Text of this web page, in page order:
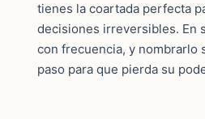
tienes la coartada perfecta
decisiones irreversibles. En
con frecuencia, y nombrarlo
paso para que pierda su